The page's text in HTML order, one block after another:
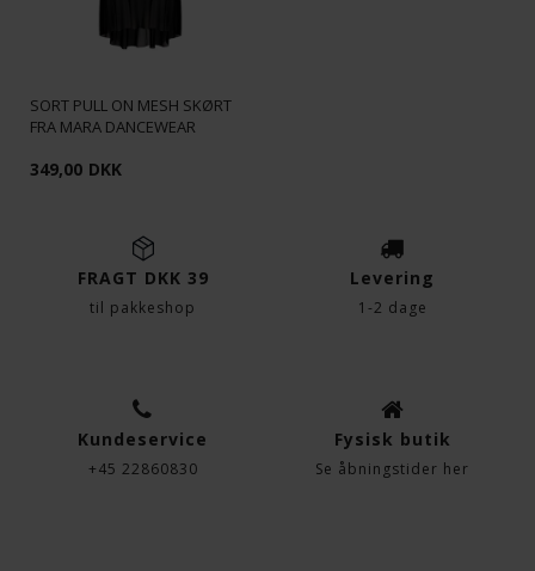
SORT PULL ON MESH SKØRT
FRA MARA DANCEWEAR
349,00 DKK
FRAGT DKK 39
til pakkeshop
Levering
1-2 dage
Kundeservice
+45 22860830
Fysisk butik
Se åbningstider her